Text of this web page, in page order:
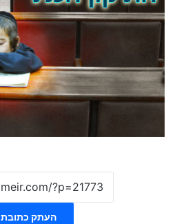
העתק כתובת url